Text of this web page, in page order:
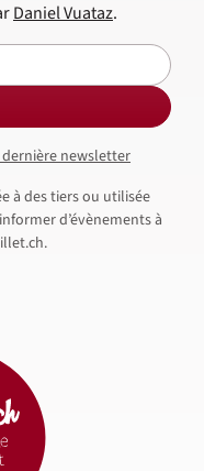
Daniel Vuataz.
dernière newsletter
à des tiers ou utilisée
d’évènements à